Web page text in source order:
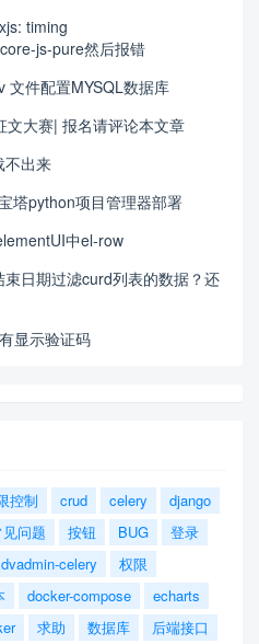
timing
js-pure然后报错
文件配置MYSQL数据库
大赛| 报名请评论本文章
不出来
塔python项目管理器部署
中el-row
日期过滤curd列表的数据？还
显示验证码
控制 crud celery
django
问题 按钮 BUG
登录
dvadmin-celery
权限
docker-compose
echarts
求助 数据库
后端接口